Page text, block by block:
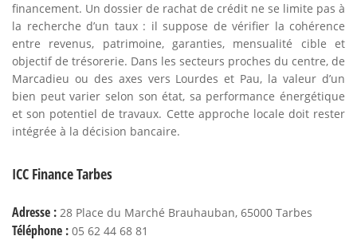
financement. Un dossier de rachat de crédit ne se limite pas à
la recherche d’un taux : il suppose de vérifier la cohérence
entre revenus, patrimoine, garanties, mensualité cible et
objectif de trésorerie. Dans les secteurs proches du centre, de
Marcadieu ou des axes vers Lourdes et Pau, la valeur d’un
bien peut varier selon son état, sa performance énergétique
et son potentiel de travaux. Cette approche locale doit rester
intégrée à la décision bancaire.
ICC Finance Tarbes
Adresse : 28 Place du Marché Brauhauban, 65000 Tarbes
Téléphone : 05 62 44 68 81